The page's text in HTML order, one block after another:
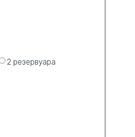
2 резервуара